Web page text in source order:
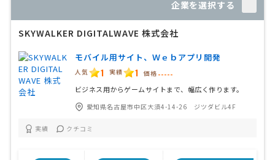
企業を選択する
SKYWALKER DIGITALWAVE 株式会社
モバイル用サイト、Ｗｅｂアプリ開発
人気 1 実績 1 価格 -----
ビジネス用からゲームサイトまで、幅広く作ります。
愛知県名古屋市中区大須4-14-26 ジツダビル4F
実績 クチコミ